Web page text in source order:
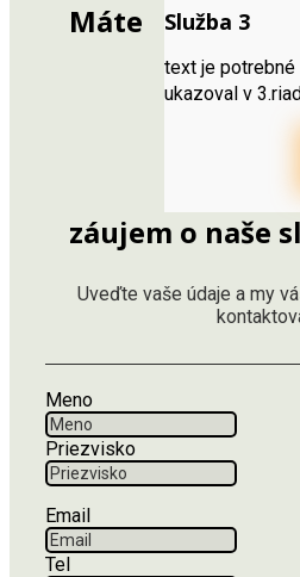
Služba 3
text je
ukazoval v
Máte
záujem o naše
Uveďte vaše údaje a my
Meno
Priezvisko
Email
Tel